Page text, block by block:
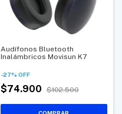
Audífonos Bluetooth
Inalámbricos Movisun K7
-27% OFF
$74.900 $102.500